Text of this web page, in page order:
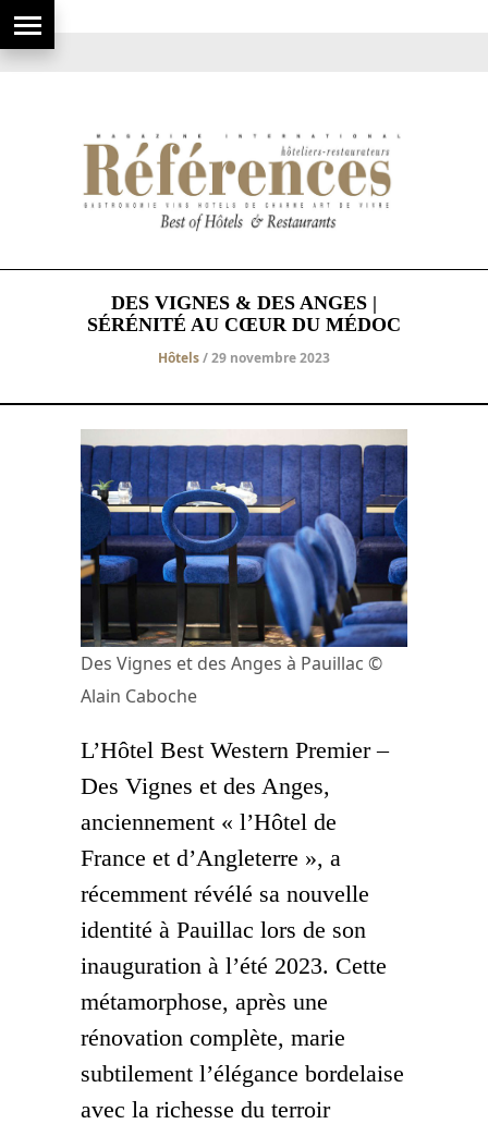
DES VIGNES & DES ANGES |
SÉRÉNITÉ AU CŒUR DU MÉDOC
Hôtels/ 29 novembre 2023
Des Vignes et des Anges à Pauillac ©
Alain Caboche
L’Hôtel Best Western Premier –
Des Vignes et des Anges,
anciennement « l’Hôtel de
France et d’Angleterre », a
récemment révélé sa nouvelle
identité à Pauillac lors de son
inauguration à l’été 2023. Cette
métamorphose, après une
rénovation complète, marie
subtilement l’élégance bordelaise
avec la richesse du terroir